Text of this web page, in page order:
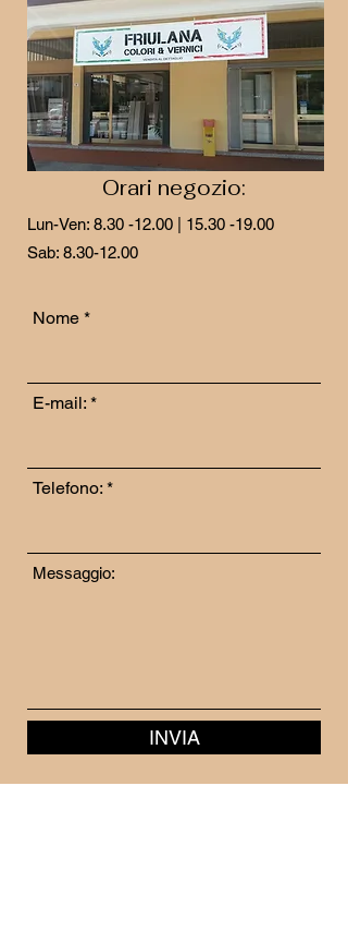
Orari negozio:
Lun-Ven: 8.30 -12.00
15.30 -19.00
Sab: 8.30-12.00
Nome
E-mail:
Telefono:
Messaggio:
INVIA